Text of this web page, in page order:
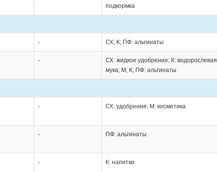
подкормка
- СХ; К; ПФ: альгинаты
-
СХ: жидкое удобрение; К: водорослевая
мука; М; К; ПФ: альгинаты
- СХ: удобрения; М: косметика
- ПФ: альгинаты
- К: напитки